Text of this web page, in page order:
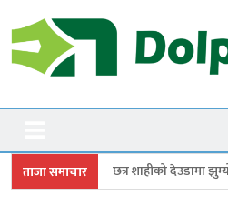
to
content
Dolpanews
ताजा समाचार
देउडामा झुम्यो डोल्पा, महोत्सव बन्यो